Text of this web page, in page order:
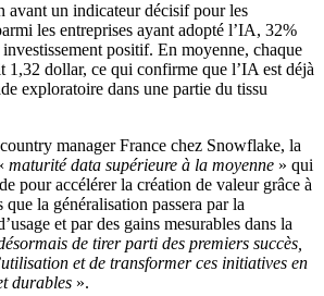
avant un indicateur décisif pour les
les entreprises ayant adopté l’IA, 32%
positif. En moyenne, chaque
1,32 dollar, ce qui confirme que l’IA est déjà
exploratoire dans une partie du tissu
manager France chez Snowflake, la
maturité data supérieure à la moyenne » qui
pour accélérer la création de valeur grâce à
la généralisation passera par la
et par des gains mesurables dans la
de tirer parti des premiers succès,
et de transformer ces initiatives en
durables ».